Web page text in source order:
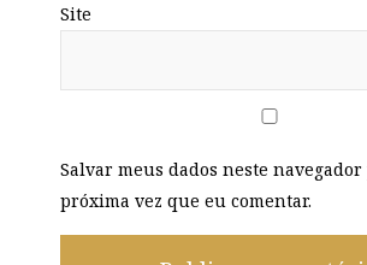
Site
Salvar meus dados neste navegador
próxima vez que eu comentar.